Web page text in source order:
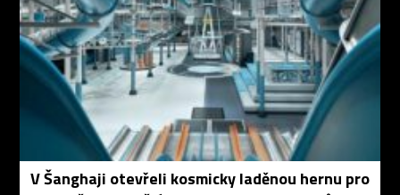
V Šanghaji otevřeli kosmicky laděnou hernu pro